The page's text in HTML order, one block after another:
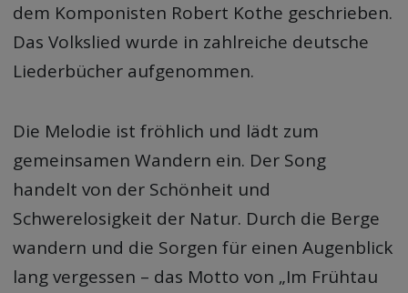
dem Komponisten Robert Kothe geschrieben.
Das Volkslied wurde in zahlreiche deutsche
Liederbücher aufgenommen.
Die Melodie ist fröhlich und lädt zum
gemeinsamen Wandern ein. Der Song
handelt von der Schönheit und
Schwerelosigkeit der Natur. Durch die Berge
wandern und die Sorgen für einen Augenblick
lang vergessen – das Motto von „Im Frühtau